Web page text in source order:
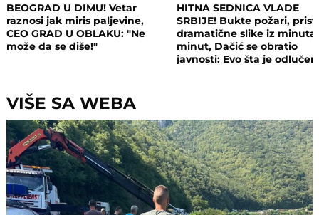
BEOGRAD U DIMU! Vetar
raznosi jak miris paljevine,
CEO GRAD U OBLAKU: "Ne
može da se diše!"
HITNA SEDNICA VLADE
SRBIJE! Bukte požari,
dramatične slike iz minuta
minut, Dačić se obratio
javnosti: Evo šta je
VIŠE SA WEBA